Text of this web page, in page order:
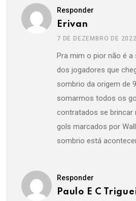
Responder
Erivan
7 DE DEZEMBRO DE 2022
Pra mim o pior não é a
dos jogadores que
sombrio da origem de
somarmos todos os
contratados se brincar
gols marcados por
sombrio está
Responder
Paulo E C